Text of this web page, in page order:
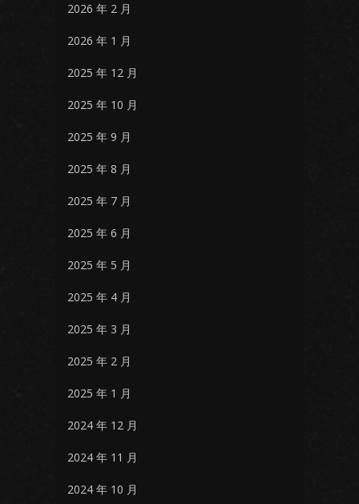
2026 年 2 月
2026 年 1 月
2025 年 12 月
2025 年 10 月
2025 年 9 月
2025 年 8 月
2025 年 7 月
2025 年 6 月
2025 年 5 月
2025 年 4 月
2025 年 3 月
2025 年 2 月
2025 年 1 月
2024 年 12 月
2024 年 11 月
2024 年 10 月